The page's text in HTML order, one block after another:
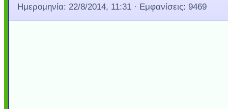
Ημερομηνία: 22/8/2014, 11:31 · Εμφανίσεις: 9469